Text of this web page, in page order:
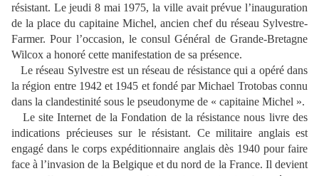
résistant. Le jeudi 8 mai 1975, la ville avait prévue l’inauguration
de la place du capitaine Michel, ancien chef du réseau Sylvestre-
Farmer. Pour l’occasion, le consul Général de Grande-Bretagne
Wilcox a honoré cette manifestation de sa présence.
Le réseau Sylvestre est un réseau de résistance qui a opéré dans
la région entre 1942 et 1945 et fondé par Michael Trotobas connu
dans la clandestinité sous le pseudonyme de « capitaine Michel ».
Le site Internet de la Fondation de la résistance nous livre des
indications précieuses sur le résistant. Ce militaire anglais est
engagé dans le corps expéditionnaire anglais dès 1940 pour faire
face à l’invasion de la Belgique et du nord de la France. Il devient